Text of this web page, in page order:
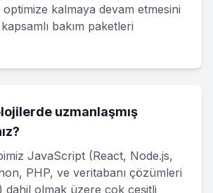
kalmaya devam etmesini
bakım paketleri
uzmanlaşmış
JavaScript (React, Node.js,
PHP, ve veritabanı çözümleri
dahil olmak üzere çok çeşitli